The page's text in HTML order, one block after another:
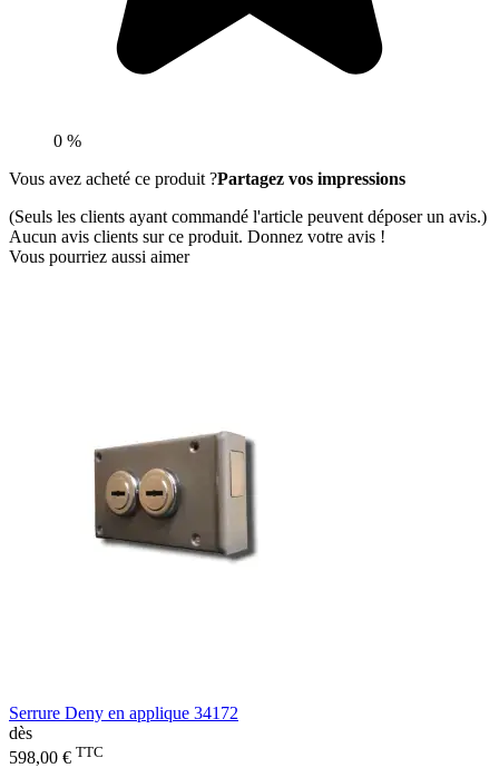
0 %
Vous avez acheté ce produit ?Partagez vos impressions
(Seuls les clients ayant commandé l'article peuvent déposer un avis.)
Aucun avis clients sur ce produit. Donnez votre avis !
Vous pourriez aussi aimer
Serrure Deny en applique 34172
dès
598,00 € TTC